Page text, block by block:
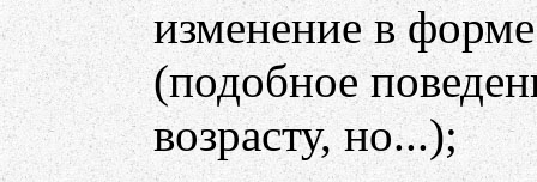
изменение в
(подобное
возрасту, но...);